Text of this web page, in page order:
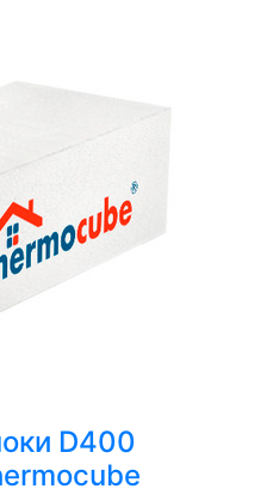
D400